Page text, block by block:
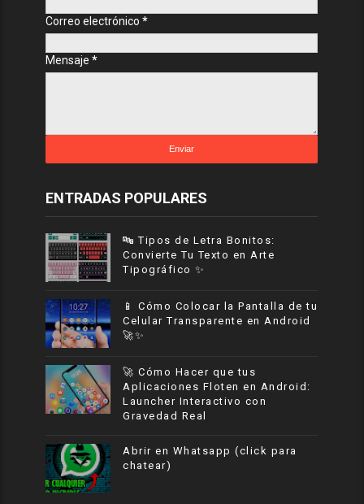
Correo electrónico*
Mensaje*
ENTRADAS POPULARES
🔤 Tipos de Letra Bonitos:
Convierte Tu Texto en Arte
Tipográfico ✨
📱 Cómo Colocar la Pantalla de tu
Celular Transparente en Android
🚀✨
🚀 Cómo Hacer que tus
Aplicaciones Floten en Android:
Launcher Interactivo con
Gravedad Real
Abrir en Whatsapp (click para
chatear)